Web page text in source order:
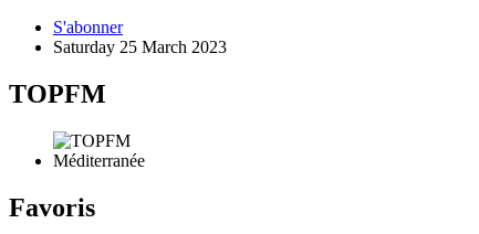
S'abonner
Saturday 25 March 2023
TOPFM
Favoris